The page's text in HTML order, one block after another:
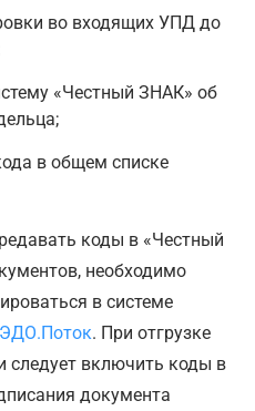
во входящих УПД до
«Честный ЗНАК» об
в общем списке
коды в «Честный
необходимо
в системе
ЭДО.Поток. При отгрузке
следует включить коды в
документа